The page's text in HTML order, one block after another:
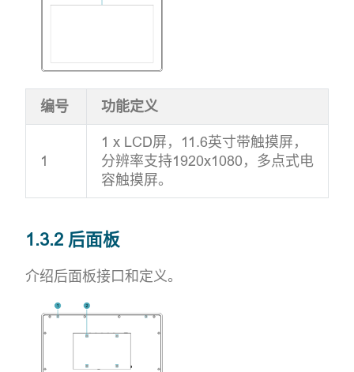
编号 功能定义
1
1 x LCD屏，11.6英寸带触摸屏，
分辨率支持1920x1080，多点式电
容触摸屏。
1.3.2 后面板
介绍后面板接口和定义。